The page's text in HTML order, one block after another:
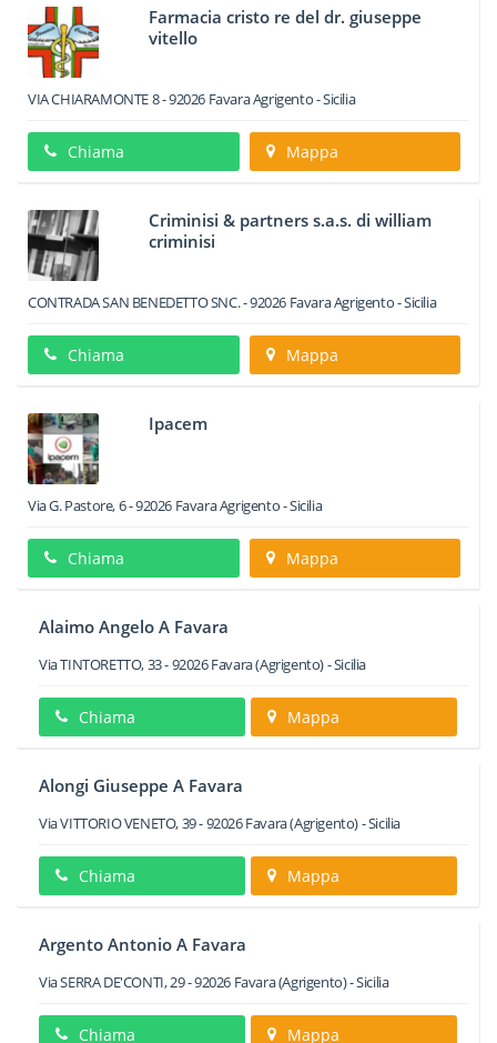
Farmacia cristo re del dr. giuseppe
vitello
VIA CHIARAMONTE 8-92026 FavaraAgrigento -Sicilia
Chiama Mappa
Criminisi & partners s.a.s. di william
criminisi
CONTRADA SAN BENEDETTO SNC.-92026 FavaraAgrigento -Sicilia
Chiama Mappa
Ipacem
Via G. Pastore, 6-92026 FavaraAgrigento -Sicilia
Chiama Mappa
Alaimo Angelo A Favara
Via TINTORETTO, 33-92026Favara(Agrigento) -Sicilia
Chiama Mappa
Alongi Giuseppe A Favara
Via VITTORIO VENETO, 39-92026Favara(Agrigento) -Sicilia
Chiama Mappa
Argento Antonio A Favara
Via SERRA DE'CONTI, 29-92026 Favara(Agrigento) -Sicilia
Chiama Mappa